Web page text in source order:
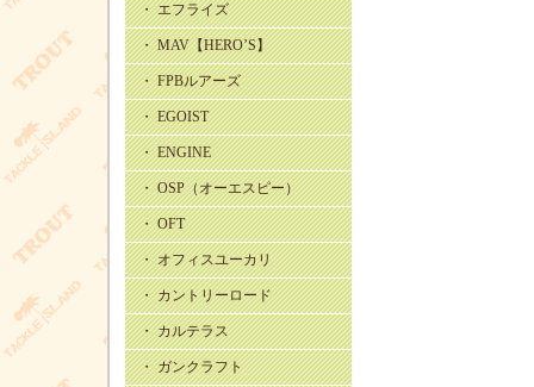
・ エフライズ
・ MAV【HERO’S】
・ FPBルアーズ
・ EGOIST
・ ENGINE
・ OSP（オーエスピー）
・ OFT
・ オフィスユーカリ
・ カントリーロード
・ カルテラス
・ ガンクラフト